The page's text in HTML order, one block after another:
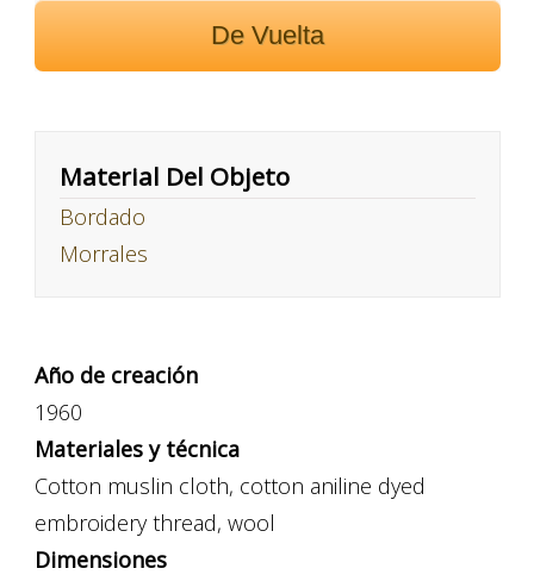
De Vuelta
Material Del Objeto
Bordado
Morrales
Año de creación
1960
Materiales y técnica
Cotton muslin cloth, cotton aniline dyed
embroidery thread, wool
Dimensiones